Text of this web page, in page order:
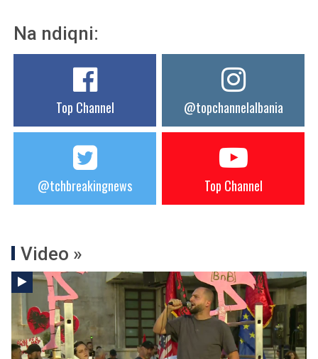
Na ndiqni:
Top Channel @topchannelalbania
@tchbreakingnews Top Channel
Video »